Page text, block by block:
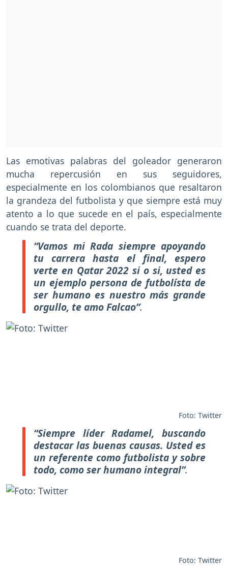
Las emotivas palabras del goleador generaron
mucha repercusión en sus seguidores,
especialmente en los colombianos que resaltaron
la grandeza del futbolista y que siempre está muy
atento a lo que sucede en el país, especialmente
cuando se trata del deporte.
“Vamos mi Rada siempre apoyando
tu carrera hasta el final, espero
verte en Qatar 2022 si o si, usted es
un ejemplo persona de futbolísta de
ser humano es nuestro más grande
orgullo, te amo Falcao”.
Foto: Twitter
“Siempre líder Radamel, buscando
destacar las buenas causas. Usted es
un referente como futbolista y sobre
todo, como ser humano integral”.
Foto: Twitter